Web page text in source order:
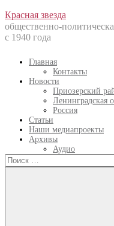
Перейти
к
содержанию
Красная звезда
общественно-
с 1940 года
Главная
Контакты
Новости
Приозерский
Ленинградская
Россия
Статьи
Наши медиапроекты
Архивы
Аудио
Искать: